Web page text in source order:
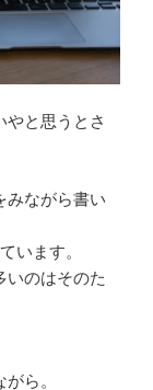
やと思うとさ
みながら書い
います。
いのはそのた
ら。